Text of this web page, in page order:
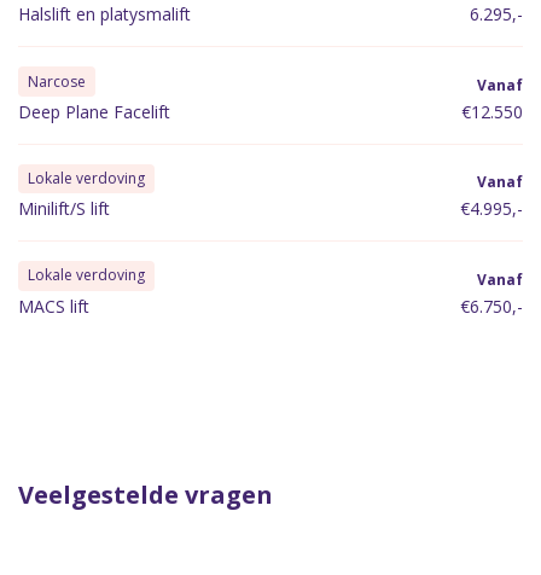
Halslift en platysmalift 6.295,-
Narcose
Deep Plane Facelift
Vanaf
€12.550
Lokale verdoving
Minilift/S lift
Vanaf
€4.995,-
Lokale verdoving
MACS lift
Vanaf
€6.750,-
Veelgestelde vragen